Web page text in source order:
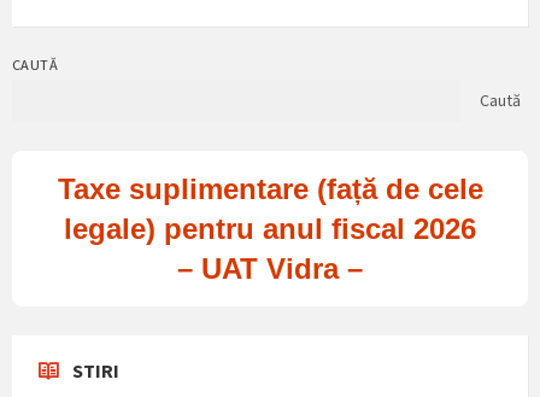
CAUTĂ
Caută
Taxe suplimentare (față de cele
legale) pentru anul fiscal 2026
– UAT Vidra –
STIRI